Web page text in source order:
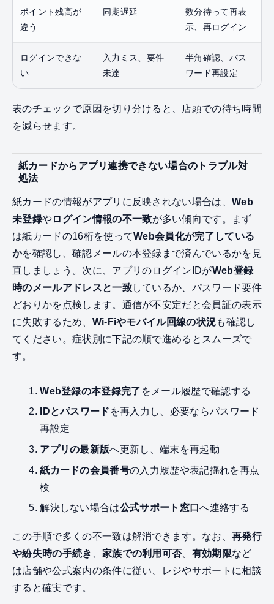
ポイント残高が
違う
同期遅延
数分待って再表
示、再ログイン
ログインできな
い
入力ミス、要件
未達
半角確認、パス
ワード再設定
表のチェックで原因を切り分けると、店頭での待ち時間
を減らせます。
紙カードからアプリ連携できない場合のトラブル対
処法
紙カードの情報がアプリに反映されない場合は、Web
未登録やログイン情報の不一致が多い傾向です。まず
は紙カードの16桁を使ってWeb会員化が完了している
かを確認し、確認メールの本登録まで済んでいるかを見
直しましょう。次に、アプリのログインIDがWeb登録
時のメールアドレスと一致しているか、パスワード要件
どおりかを点検します。通信が不安定だと会員証の表示
に失敗するため、 Wi‑Fiやモバイル回線の状況も確認し
てください。症状別に下記の順で進めるとスムーズで
す。
Web登録の本登録完了 をメール履歴で確認する
IDとパスワード を再入力し、必要ならパスワード
再設定
アプリの最新版へ更新し、端末を再起動
紙カードの会員番号の入力履歴や表記揺れを再点
検
解決しない場合は公式サポート窓口へ連絡する
この手順で多くの不一致は解消できます。なお、再発行
や紛失時の手続き
家族での利用可否、 有効期限など
は店舗や公式案内の条件に従い、レジやサポートに相談
すると確実です。